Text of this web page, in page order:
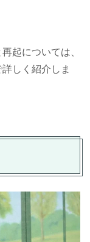
起については、
しく紹介しま